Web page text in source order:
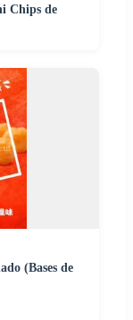
Chips de
(Bases de